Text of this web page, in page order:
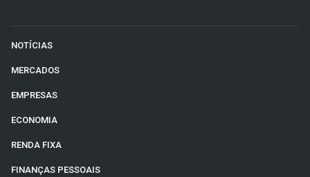
NOTÍCIAS
MERCADOS
EMPRESAS
ECONOMIA
RENDA FIXA
FINANÇAS PESSOAIS